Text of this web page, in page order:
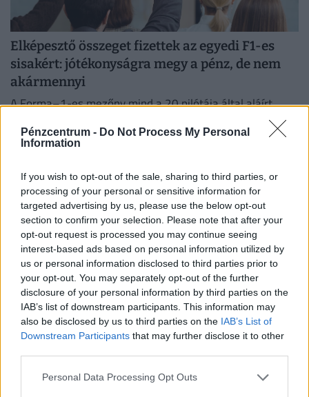
Pénzcentrum - Do Not Process My Personal
Information
If you wish to opt-out of the sale, sharing to third parties, or
processing of your personal or sensitive information for
targeted advertising by us, please use the below opt-out
section to confirm your selection. Please note that after your
opt-out request is processed you may continue seeing
interest-based ads based on personal information utilized by
us or personal information disclosed to third parties prior to
your opt-out. You may separately opt-out of the further
disclosure of your personal information by third parties on the
IAB’s list of downstream participants. This information may
also be disclosed by us to third parties on the IAB’s List of
Downstream Participants that may further disclose it to other
Personal Data Processing Opt Outs
Elképesztő összeget fizettek az egyedi F1-es
sisakért: jótékonyságra megy a pénz, de nem
akármennyi
A Forma–1-es mezőny mind a 20 pilótája által aláírt
árverésen.
Vasárnapi magyarfoci: ma is két hazai
összecsapás vár a szurkolókra
Ma két mérkőzéssel folytatódik az OTP Bank Liga:
délután a Paks fogadja a Honvédot, este pedig keleti